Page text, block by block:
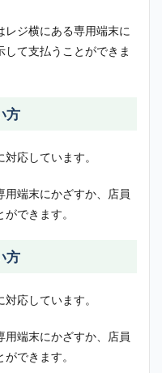
レジ横にある専用端末に
て支払うことができま
方
応しています。
端末にかざすか、店員
できます。
方
応しています。
用端末にかざすか、店員
できます。